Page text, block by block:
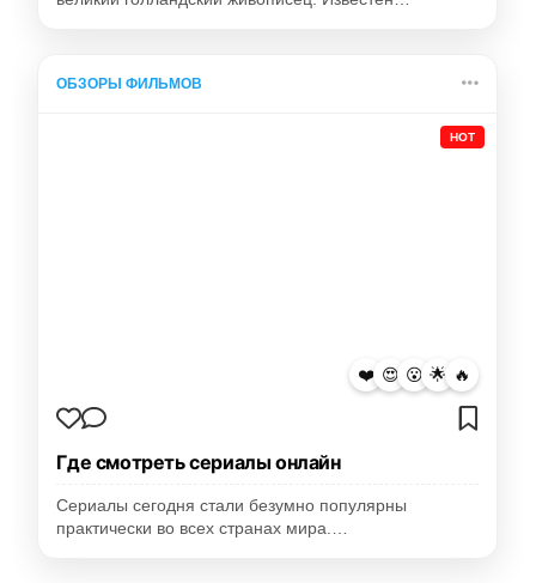
ОБЗОРЫ ФИЛЬМОВ
HOT
❤️ 😍 😮 🌟 🔥
Где смотреть сериалы онлайн
Сериалы сегодня стали безумно популярны
практически во всех странах мира.…